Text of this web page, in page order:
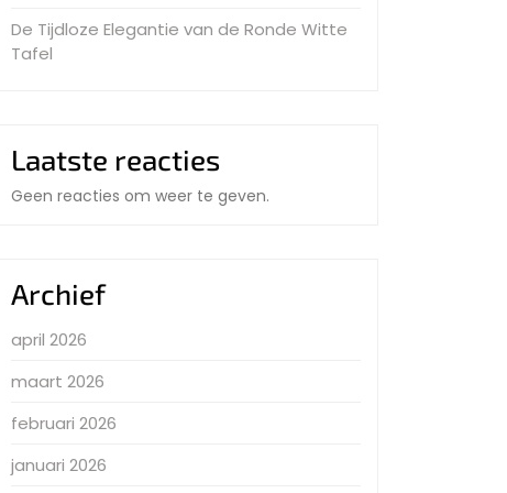
De Tijdloze Elegantie van de Ronde Witte
Tafel
Laatste reacties
Geen reacties om weer te geven.
Archief
april 2026
maart 2026
februari 2026
januari 2026